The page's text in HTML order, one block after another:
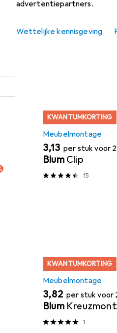
advertentiepartners.
Wettelijke kennisgeving
KWANTUMKORTING
Meubelmontage
EUR
3,13 per stuk voor
Blum Clip
15
KWANTUMKORTING
Meubelmontage
EUR
3,82 per stuk voor
Blum
1